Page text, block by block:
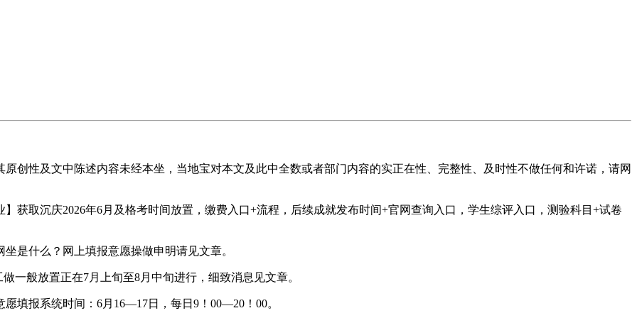
性及文中陈述内容未经本坐，当地宝对本文及此中全数或者部门内容的实正在性、完整性、及时性不做任何和许诺，请网
取沉庆2026年6月及格考时间放置，缴费入口+流程，后续成就发布时间+官网查询入口，学生综评入口，测验科目+试卷
什么？网上填报意愿操做申明请见文章。
般放置正在7月上旬至8月中旬进行，细致消息见文章。
报系统时间：6月16—17日，每日9！00—20！00。